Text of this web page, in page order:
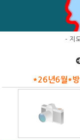
- 지
*26년6월*방